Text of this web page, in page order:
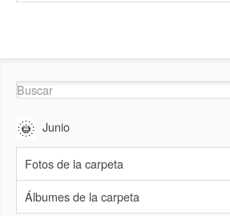
Junio
Fotos de la carpeta
Álbumes de la carpeta